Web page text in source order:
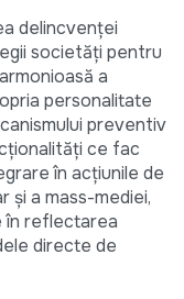
delincvenţei
societăţi pentru
a
personalitate
preventiv
ce fac
în acţiunile de
şi a mass-mediei,
în reflectarea
directe de